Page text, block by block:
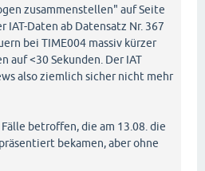
zusammenstellen" auf Seite
IAT-Daten ab Datensatz Nr. 367
bei TIME004 massiv kürzer
auf <30 Sekunden. Der IAT
also ziemlich sicher nicht mehr
betroffen, die am 13.08. die
bekamen, aber ohne